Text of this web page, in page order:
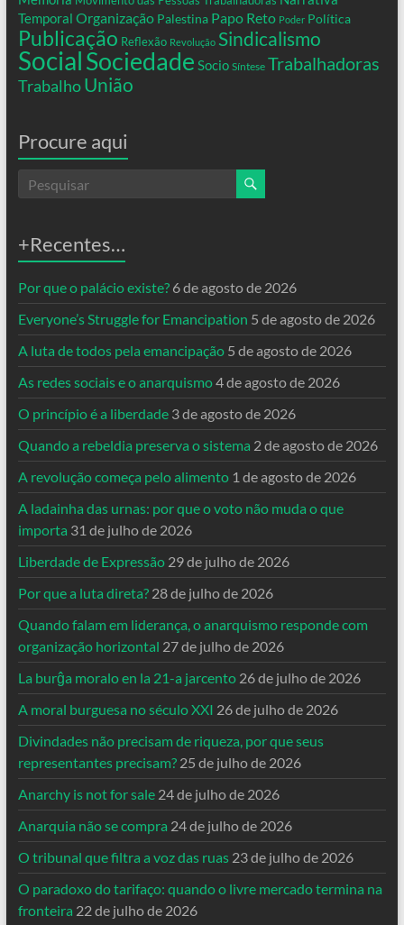
Temporal Organização Palestina Papo Reto Poder Política
Publicação Reflexão Revolução Sindicalismo
SocialSociedade Socio Síntese Trabalhadoras
Trabalho União
Procure aqui
+Recentes…
Por que o palácio existe? 6 de agosto de 2026
Everyone’s Struggle for Emancipation 5 de agosto de 2026
A luta de todos pela emancipação 5 de agosto de 2026
As redes sociais e o anarquismo4 de agosto de 2026
O princípio é a liberdade 3 de agosto de 2026
Quando a rebeldia preserva o sistema 2 de agosto de 2026
A revolução começa pelo alimento 1 de agosto de 2026
A ladainha das urnas: por que o voto não muda o que
importa 31 de julho de 2026
Liberdade de Expressão 29 de julho de 2026
Por que a luta direta? 28 de julho de 2026
Quando falam em liderança, o anarquismo responde com
organização horizontal 27 de julho de 2026
La burĝa moralo en la 21-a jarcento 26 de julho de 2026
A moral burguesa no século XXI 26 de julho de 2026
Divindades não precisam de riqueza, por que seus
representantes precisam? 25 de julho de 2026
Anarchy is not for sale 24 de julho de 2026
Anarquia não se compra 24 de julho de 2026
O tribunal que filtra a voz das ruas 23 de julho de 2026
O paradoxo do tarifaço: quando o livre mercado termina na
fronteira 22 de julho de 2026